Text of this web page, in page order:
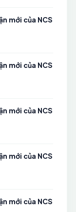
mới của NCS
mới của NCS
mới của NCS
mới của NCS
mới của NCS